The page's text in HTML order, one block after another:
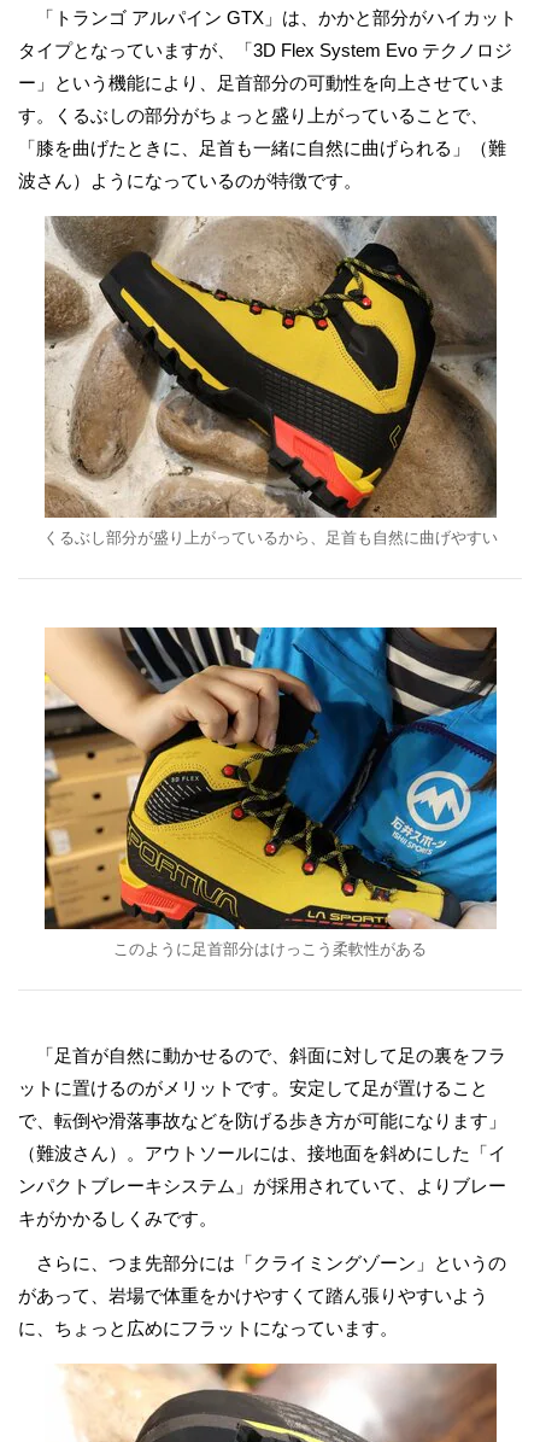
「トランゴ アルパイン GTX」は、かかと部分がハイカット
タイプとなっていますが、「3D Flex System Evo テクノロジ
ー」という機能により、足首部分の可動性を向上させていま
す。くるぶしの部分がちょっと盛り上がっていることで、
「膝を曲げたときに、足首も一緒に自然に曲げられる」（難
波さん）ようになっているのが特徴です。
くるぶし部分が盛り上がっているから、足首も自然に曲げやすい
このように足首部分はけっこう柔軟性がある
「足首が自然に動かせるので、斜面に対して足の裏をフラ
ットに置けるのがメリットです。安定して足が置けること
で、転倒や滑落事故などを防げる歩き方が可能になります」
（難波さん）。アウトソールには、接地面を斜めにした「イ
ンパクトブレーキシステム」が採用されていて、よりブレー
キがかかるしくみです。
さらに、つま先部分には「クライミングゾーン」というの
があって、岩場で体重をかけやすくて踏ん張りやすいよう
に、ちょっと広めにフラットになっています。